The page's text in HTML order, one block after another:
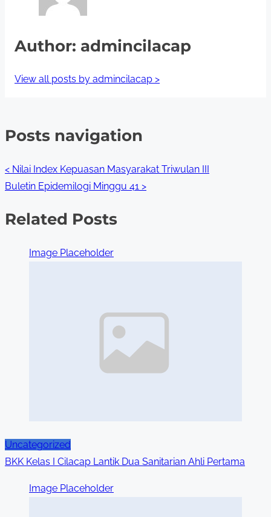
Author: admincilacap
View all posts by admincilacap >
Posts navigation
< Nilai Index Kepuasan Masyarakat Triwulan III
Buletin Epidemilogi Minggu 41 >
Related Posts
Image Placeholder
Uncategorized
BKK Kelas I Cilacap Lantik Dua Sanitarian Ahli Pertama
Image Placeholder